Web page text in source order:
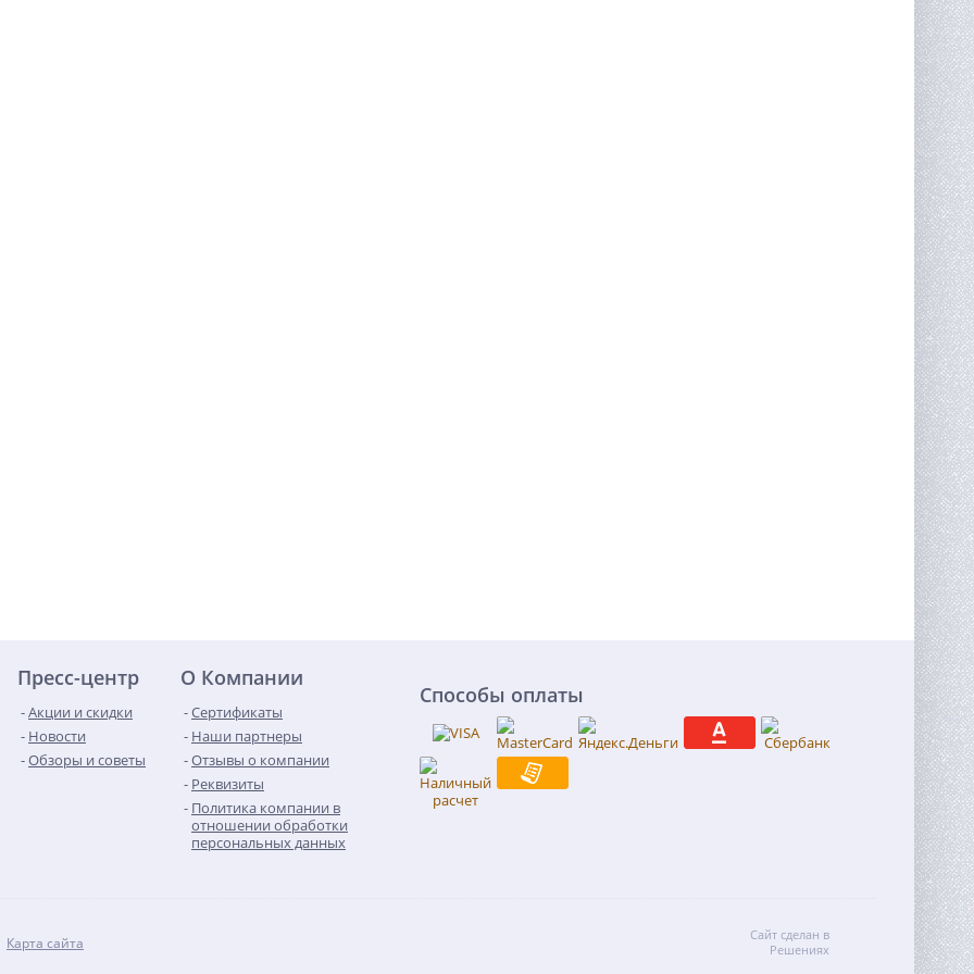
Пресс-центр
Акции и скидки
Новости
Обзоры и советы
О Компании
Сертификаты
Наши партнеры
Отзывы о компании
Реквизиты
Политика компании в
отношении обработки
персональных данных
Способы оплаты
Карта сайта
Сайт сделан в
Решениях